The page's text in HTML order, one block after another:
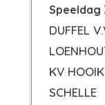
Speeldag
DUFFEL
KV
SCHELLE